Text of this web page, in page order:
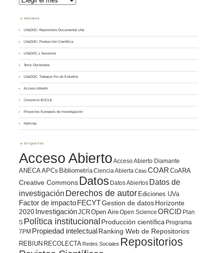
PÁGINAS
UVaDOC: Repositorio Documental UVa
UVaDOC: Producción Científica
UVaDOC y Sexenios
Tesis Doctorales
UVaDOC: Trabajos Fin de Estudios
Acceso Abierto
Consorcio BUCLE
Proyectos Europeos de Investigación
Noticias
ETIQUETAS
Acceso Abierto Acceso Abierto Diamante
ANECA APCs BibliometríaCiencia Abierta Citas COAR CoARA
Creative Commons Datos Datos Abiertos Datos de
investigación Derechos de autor Ediciones UVa
Factor de impacto FECYTGestion de datosHorizonte
2020 InvestigaciónJCROpen AireOpen Science ORCID Plan
S Política institucional Producción científica Programa
7PM Propiedad intelectualRanking Web de Repositorios
REBIUN RECOLECTA Redes Sociales Repositorios